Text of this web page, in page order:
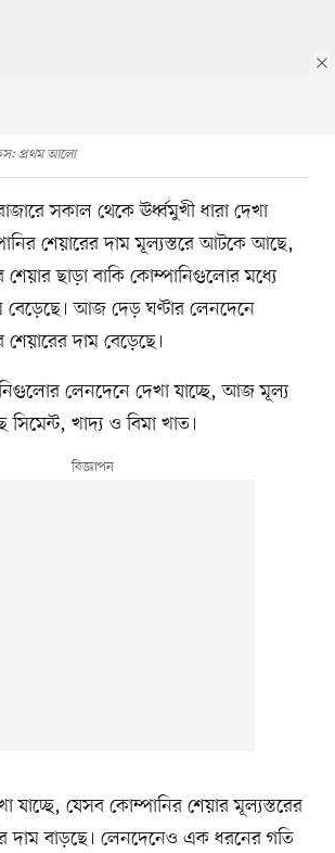
প্রথম আলো
সকাল থেকে ঊর্ধ্বমুখী ধারা দেখা
শেয়ারের দাম মূল্যস্তরে আটকে আছে,
ছাড়া বাকি কোম্পানিগুলোর মধ্যে
বেড়েছে। আজ দেড় ঘণ্টার লেনদেনে
দাম বেড়েছে।
লেনদেনে দেখা যাচ্ছে, আজ মূল্য
খাদ্য ও বিমা খাত।
যেসব কোম্পানির শেয়ার মূল্যস্তরের
দাম বাড়ছে। লেনদেনেও এক ধরনের গতি